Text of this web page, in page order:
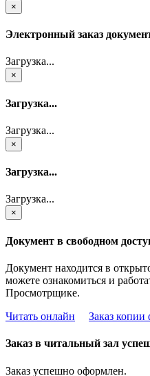
×
Электронный заказ
Загрузка...
×
Загрузка...
Загрузка...
×
Загрузка...
Загрузка...
×
Документ в свободном
Документ находится в
можете ознакомиться и
Просмотрщике.
Читать онлайн
Заказ копии
Заказ в читальный зал
Заказ успешно оформлен.